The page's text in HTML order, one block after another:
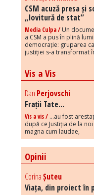
CSM acuză presa și
„lovitură de stat”
Media Culpa / Un
a CSM a pus în plină
democrație: gruparea
justiției s-a transformat
Vis a Vis
Dan Perjovschi
Frații Tate...
Vis a vis / ...au fost
după ce Justiția de la
magna cum laudae,
Opinii
CorinaȘuteu
Viața, din proiect în